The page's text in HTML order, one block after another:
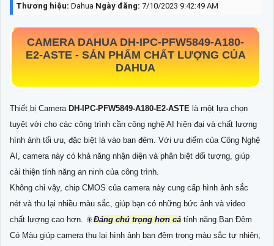
Thương hiệu: Dahua Ngày đăng: 7/10/2023 9:42:49 AM
CAMERA DAHUA DH-IPC-PFW5849-A180-
E2-ASTE - SẢN PHẨM CHẤT LƯỢNG CỦA
DAHUA
Thiết bị Camera DH-IPC-PFW5849-A180-E2-ASTE là một lựa chọn
tuyệt vời cho các công trình cần công nghệ AI hiện đại và chất lượng
hình ảnh tối ưu, đặc biệt là vào ban đêm. Với ưu điểm của Công Nghệ
AI, camera này có khả năng nhận diện và phân biệt đối tượng, giúp
cải thiện tính năng an ninh của công trình.
Không chỉ vậy, chip CMOS của camera này cung cấp hình ảnh sắc
nét và thu lại nhiều màu sắc, giúp bạn có những bức ảnh và video
chất lượng cao hơn. 🎇 Đáng chú trọng hơn cả tính năng Ban Đêm
Có Màu giúp camera thu lại hình ảnh ban đêm trong màu sắc tự nhiên,